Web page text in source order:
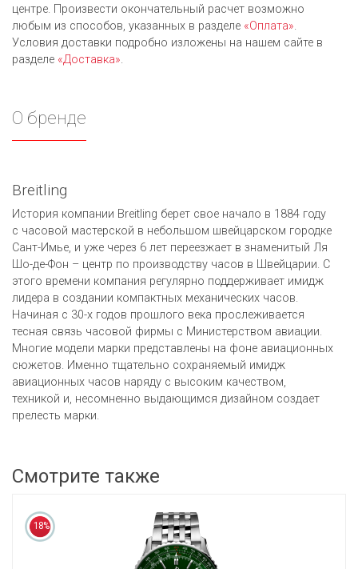
центре. Произвести окончательный расчет возможно
любым из cпособов, указанных в разделе «Оплата».
Условия доставки подробно изложены на нашем сайте в
разделе «Доставка».
О бренде
Breitling
История компании Breitling берет свое начало в 1884 году
с часовой мастерской в небольшом швейцарском городке
Сант-Имье, и уже через 6 лет переезжает в знаменитый Ля
Шо-де-Фон – центр по производству часов в Швейцарии. С
этого времени компания регулярно поддерживает имидж
лидера в создании компактных механических часов.
Начиная с 30-х годов прошлого века прослеживается
тесная связь часовой фирмы с Министерством авиации.
Многие модели марки представлены на фоне авиационных
сюжетов. Именно тщательно сохраняемый имидж
авиационных часов наряду с высоким качеством,
техникой и, несомненно выдающимся дизайном создает
прелесть марки.
Смотрите также
18%